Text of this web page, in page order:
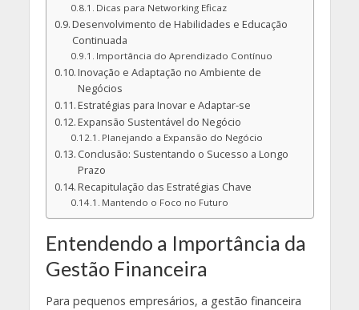
Dicas para Networking Eficaz
Desenvolvimento de Habilidades e Educação
Continuada
Importância do Aprendizado Contínuo
Inovação e Adaptação no Ambiente de
Negócios
Estratégias para Inovar e Adaptar-se
Expansão Sustentável do Negócio
Planejando a Expansão do Negócio
Conclusão: Sustentando o Sucesso a Longo
Prazo
Recapitulação das Estratégias Chave
Mantendo o Foco no Futuro
Entendendo a Importância da
Gestão Financeira
Para pequenos empresários, a gestão financeira